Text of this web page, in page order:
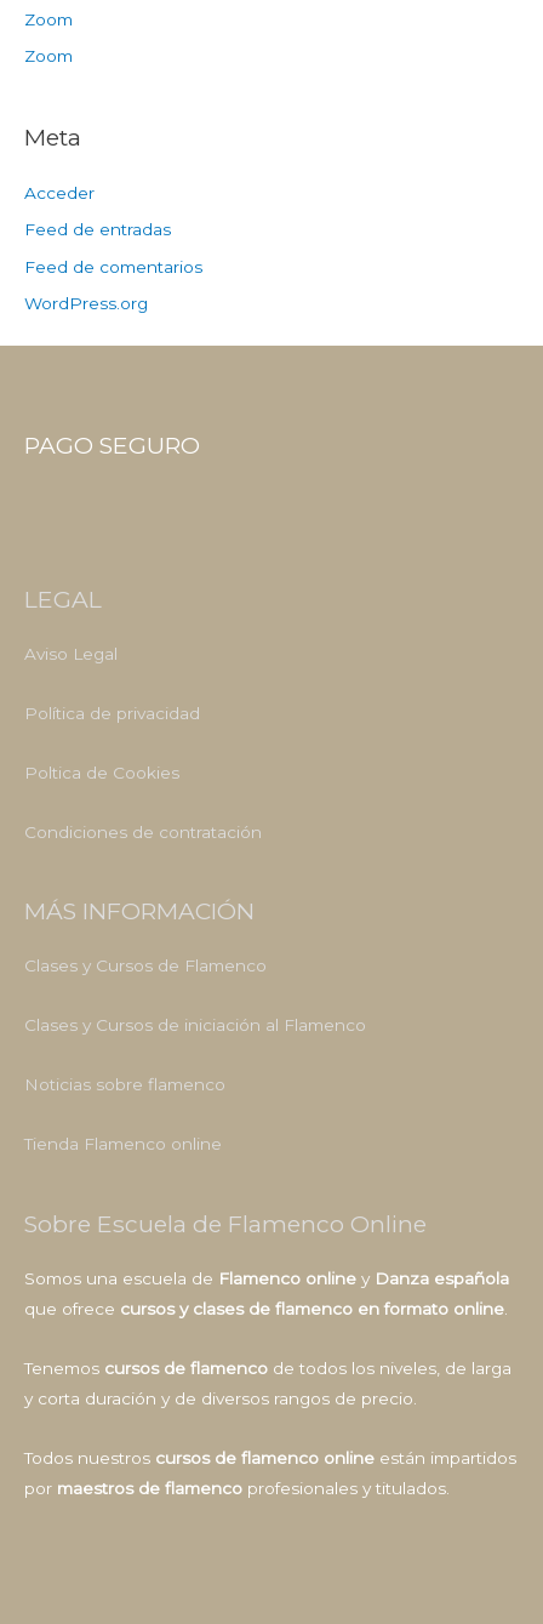
Zoom
Zoom
Meta
Acceder
Feed de entradas
Feed de comentarios
WordPress.org
PAGO SEGURO
LEGAL
Aviso Legal
Política de privacidad
Poltica de Cookies
Condiciones de contratación
MÁS INFORMACIÓN
Clases y Cursos de Flamenco
Clases y Cursos de iniciación al Flamenco
Noticias sobre flamenco
Tienda Flamenco online
Sobre Escuela de Flamenco Online
Somos una escuela de Flamenco online y Danza española
que ofrece cursos y clases de flamenco en formato online
Tenemos cursos de flamenco de todos los niveles, de larga
y corta duración y de diversos rangos de precio.
Todos nuestros cursos de flamenco online están impartidos
por maestros de flamenco profesionales y titulados.